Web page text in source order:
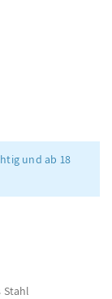
und ab 18
Stahl